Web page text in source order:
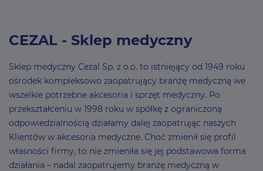
CEZAL - Sklep medyczny
Sklep medyczny Cezal Sp. z o.o. to istniejący od 1949 roku
ośrodek kompleksowo zaopatrujący branżę medyczną we
wszelkie potrzebne akcesoria i sprzęt medyczny. Po
przekształceniu w 1998 roku w spółkę z ograniczoną
odpowiedzialnością działamy dalej zaopatrując naszych
Klientów w akcesoria medyczne. Choć zmienił się profil
własności firmy, to nie zmieniła się jej podstawowa forma
działania – nadal zaopatrujemy branżę medyczną w